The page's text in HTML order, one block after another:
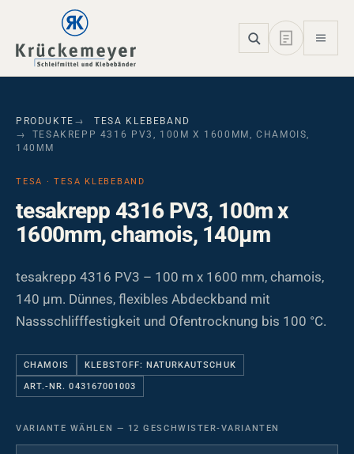
Skip to main navigation
Skip to main content
Skip to page footer
PRODUKTE
TESA KLEBEBAND
TESAKREPP 4316 PV3, 100M X 1600MM, CHAMOIS,
140ΜM
TESA · TESA KLEBEBAND
tesakrepp 4316 PV3, 100m x
1600mm, chamois, 140µm
tesakrepp 4316 PV3 – 100 m x 1600 mm, chamois,
140 µm. Dünnes, flexibles Abdeckband mit
Nassschlifffestigkeit und Ofentrocknung bis 100 °C.
CHAMOIS KLEBSTOFF: NATURKAUTSCHUK
ART.-NR. 043167001003
VARIANTE WÄHLEN — 12 GESCHWISTER-VARIANTEN